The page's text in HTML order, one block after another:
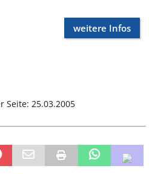
weitere Infos
Seite: 25.03.2005